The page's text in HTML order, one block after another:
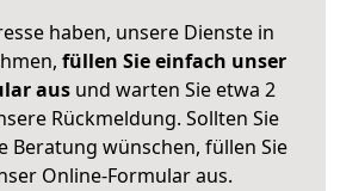
haben, unsere Dienste in
füllen Sie einfach unser
ausund warten Sie etwa 2
Rückmeldung. Sollten Sie
Beratung wünschen, füllen Sie
Online-Formular aus.